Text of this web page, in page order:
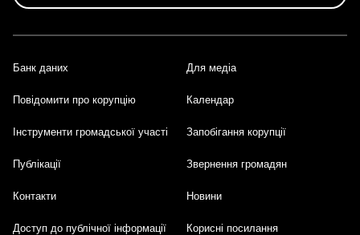
Footer
Банк даних Для медіа
Повідомити про корупцію Календар
Інструменти громадської участі Запобігання корупції
Публікації Звернення громадян
Контакти Новини
Доступ до публічної інформації Корисні посилання